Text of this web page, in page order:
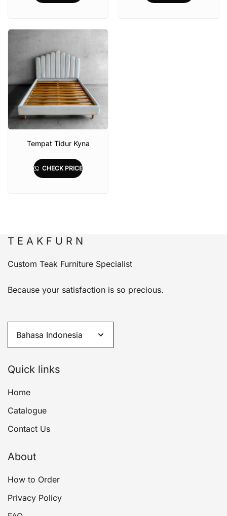
Tempat Tidur Kyna
CHECK PRICE
T E A K F U R N
Custom Teak Furniture Specialist
Because your satisfaction is so precious.
Quick links
Home
Catalogue
Contact Us
About
How to Order
Privacy Policy